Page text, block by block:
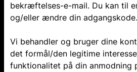
bekræftelses-e-mail. Du kan til
og/eller ændre din adgangskode.
Vi behandler og bruger dine
det formål/den legitime
funktionalitet på din anmodning